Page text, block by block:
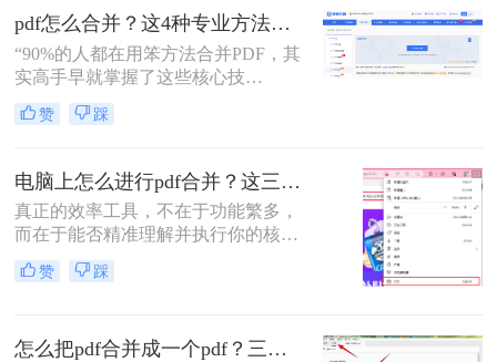
PDF文档感到头疼？手动复制粘贴？
格式全乱。
pdf怎么合并？这4种专业方法，让你效率翻倍！
“90%的人都在用笨方法合并PDF，其
实高手早就掌握了这些核心技
巧。”作为一名在电脑办公软件领域
深耕多年的测评博主，每天都会收到
中，“PDF怎么合并”这个问题出现的
频率高居不下。这看似简单的操作，
却实实在在地困扰着众多职场人：报
告整合、资料归档、方案提交……每
一次低效的手动处理，都在悄悄吞噬
你的时间与耐心。
赞 踩
电脑上怎么进行pdf合并？这三招，让你十分钟从小白变高手！
真正的效率工具，不在于功能繁多，
而在于能否精准理解并执行你的核心
意图。“小编，快帮帮我！明早汇报
用的方案，十几份PDF还散着，甲方
紧急求助。
赞 踩
怎么把pdf合并成一个pdf？三招教你高效整合关键信息！